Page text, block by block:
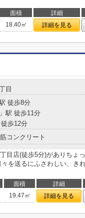
面積 詳細
18.40㎡ 詳細を見る
目
徒歩8分
」駅 徒歩11分
徒歩12分
コンクリート
目店(徒歩5分)がありちょ
を送るにふさわしい、き
面積 詳細
19.47㎡ 詳細を見る